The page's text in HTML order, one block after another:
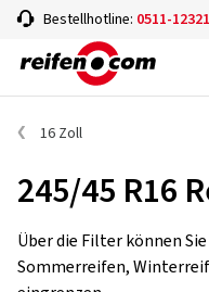
Bestellhotline: 0511-
16 Zoll
245/45 R16
Über die Filter können
Sommerreifen,